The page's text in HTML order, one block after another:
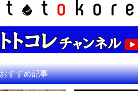
すすめ記事